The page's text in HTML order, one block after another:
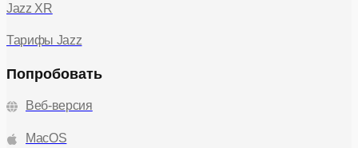
Jazz XR
Тарифы Jazz
Попробовать
Веб-версия
MacOS